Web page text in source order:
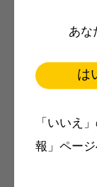
あな
は
「いいえ
報」ページ